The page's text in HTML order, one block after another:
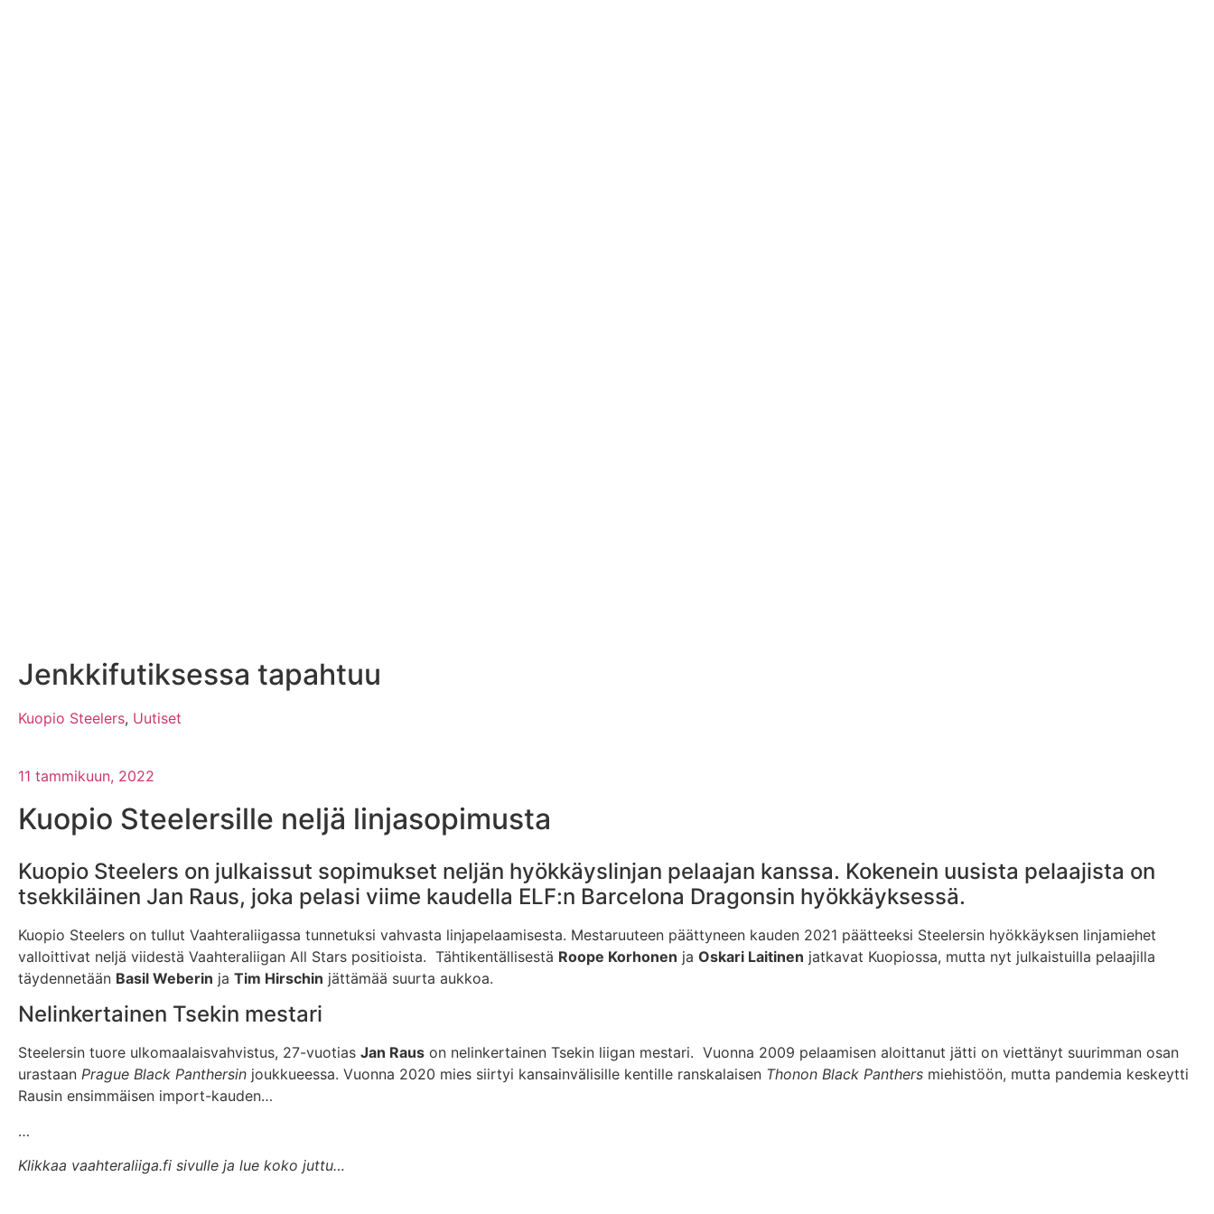
Jenkkifutiksessa tapahtuu
Kuopio Steelers, Uutiset
11 tammikuun, 2022
Kuopio Steelersille neljä linjasopimusta
Kuopio Steelers on julkaissut sopimukset neljän hyökkäyslinjan pelaajan kanssa. Kokenein uusista pelaajista on
tsekkiläinen Jan Raus, joka pelasi viime kaudella ELF:n Barcelona Dragonsin hyökkäyksessä.
Kuopio Steelers on tullut Vaahteraliigassa tunnetuksi vahvasta linjapelaamisesta. Mestaruuteen päättyneen kauden 2021 päätteeksi Steelersin hyökkäyksen linjamiehet
valloittivat neljä viidestä Vaahteraliigan All Stars positioista. Tähtikentällisestä Roope Korhonen ja Oskari Laitinen jatkavat Kuopiossa, mutta nyt julkaistuilla pelaajilla
täydennetään Basil Weberin ja Tim Hirschin jättämää suurta aukkoa.
Nelinkertainen Tsekin mestari
Steelersin tuore ulkomaalaisvahvistus, 27-vuotias Jan Raus on nelinkertainen Tsekin liigan mestari. Vuonna 2009 pelaamisen aloittanut jätti on viettänyt suurimman osan
urastaan Prague Black Panthersin joukkueessa. Vuonna 2020 mies siirtyi kansainvälisille kentille ranskalaisen Thonon Black Panthers miehistöön, mutta pandemia keskeytti
Rausin ensimmäisen import-kauden…
…
Klikkaa vaahteraliiga.fi sivulle ja lue koko juttu…